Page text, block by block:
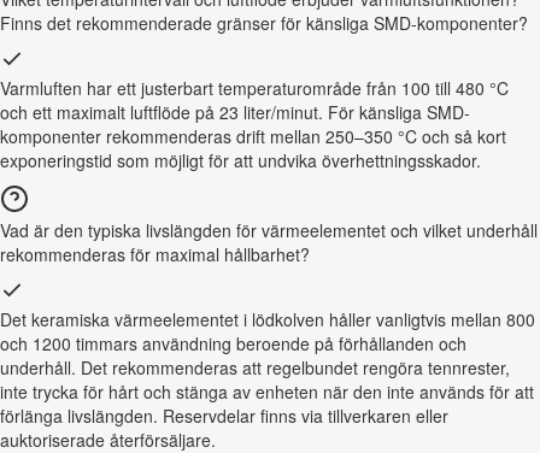
Finns det rekommenderade gränser för känsliga SMD-komponenter?
Varmluften har ett justerbart temperaturområde från 100 till 480 °C
och ett maximalt luftflöde på 23 liter/minut. För känsliga SMD-
komponenter rekommenderas drift mellan 250–350 °C och så kort
exponeringstid som möjligt för att undvika överhettningsskador.
Vad är den typiska livslängden för värmeelementet och vilket underhåll
rekommenderas för maximal hållbarhet?
Det keramiska värmeelementet i lödkolven håller vanligtvis mellan 800
och 1200 timmars användning beroende på förhållanden och
underhåll. Det rekommenderas att regelbundet rengöra tennrester,
inte trycka för hårt och stänga av enheten när den inte används för att
förlänga livslängden. Reservdelar finns via tillverkaren eller
auktoriserade återförsäljare.